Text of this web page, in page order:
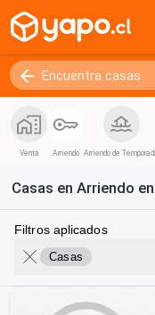
Venta Arriendo Arriendo de
Casas en Arriendo
Filtros aplicados
Casas